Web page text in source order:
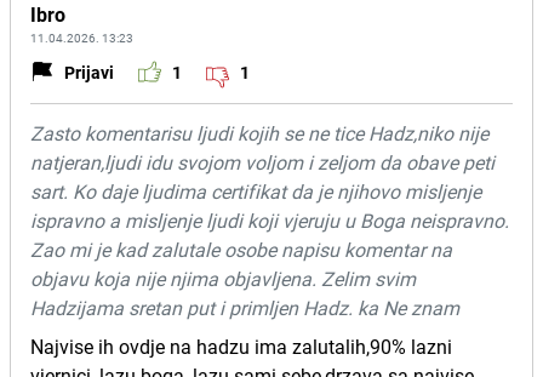
Ibro
11.04.2026. 13:23
Prijavi 1 1
Zasto komentarisu ljudi kojih se ne tice Hadz,niko nije
natjeran,ljudi idu svojom voljom i zeljom da obave peti
sart. Ko daje ljudima certifikat da je njihovo misljenje
ispravno a misljenje ljudi koji vjeruju u Boga neispravno.
Zao mi je kad zalutale osobe napisu komentar na
objavu koja nije njima objavljena. Zelim svim
Hadzijama sretan put i primljen Hadz. ka Ne znam
Najvise ih ovdje na hadzu ima zalutalih,90% lazni